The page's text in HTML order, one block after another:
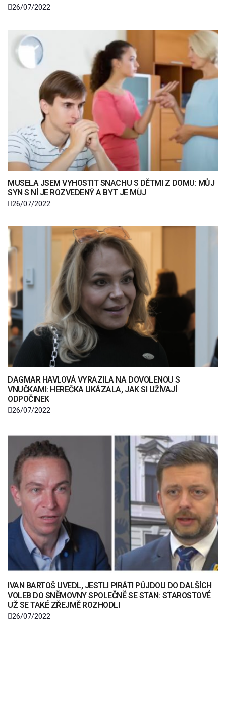
26/07/2022
MUSELA JSEM VYHOSTIT SNACHU S DĚTMI Z DOMU: MŮJ
SYN S NÍ JE ROZVEDENÝ A BYT JE MŮJ
26/07/2022
DAGMAR HAVLOVÁ VYRAZILA NA DOVOLENOU S
VNUČKAMI: HEREČKA UKÁZALA, JAK SI UŽÍVAJÍ
ODPOČINEK
26/07/2022
IVAN BARTOŠ UVEDL, JESTLI PIRÁTI PŮJDOU DO DALŠÍCH
VOLEB DO SNĚMOVNY SPOLEČNĚ SE STAN: STAROSTOVÉ
UŽ SE TAKÉ ZŘEJMĚ ROZHODLI
26/07/2022